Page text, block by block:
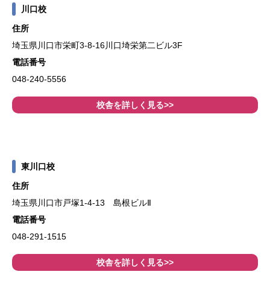
川口校
住所
埼玉県川口市栄町3-8-16川口埼栄第二ビル3F
電話番号
048-240-5556
校舎を詳しく見る>>
東川口校
住所
埼玉県川口市戸塚1-4-13 島根ビルⅡ
電話番号
048-291-1515
校舎を詳しく見る>>